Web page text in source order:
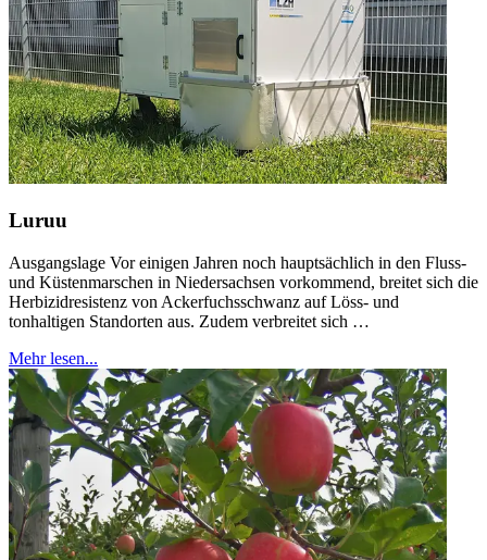
Luruu
Ausgangslage Vor einigen Jahren noch hauptsächlich in den Fluss-
und Küstenmarschen in Niedersachsen vorkommend, breitet sich die
Herbizidresistenz von Ackerfuchsschwanz auf Löss- und
tonhaltigen Standorten aus. Zudem verbreitet sich …
Mehr lesen...